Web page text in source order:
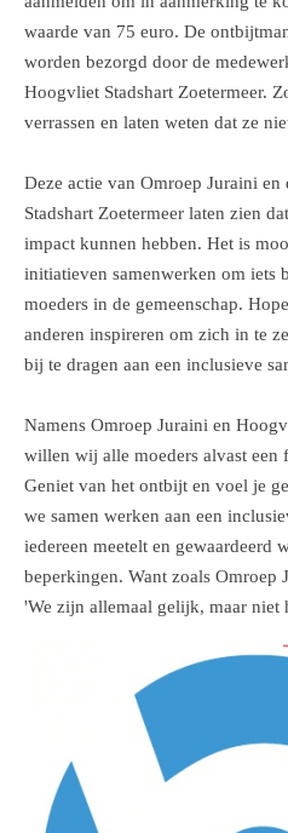
waarde van 75 euro. De
worden bezorgd door de
Hoogvliet Stadshart Zoetermeer.
verrassen en laten weten dat ze
Deze actie van Omroep Juraini
Stadshart Zoetermeer laten zien
impact kunnen hebben. Het is
initiatieven samenwerken om iets
moeders in de gemeenschap.
anderen inspireren om zich in te
bij te dragen aan een inclusieve
Namens Omroep Juraini en
willen wij alle moeders alvast een
Geniet van het ontbijt en voel je
we samen werken aan een
iedereen meetelt en gewaardeerd
beperkingen. Want zoals Omroep
'We zijn allemaal gelijk, maar niet